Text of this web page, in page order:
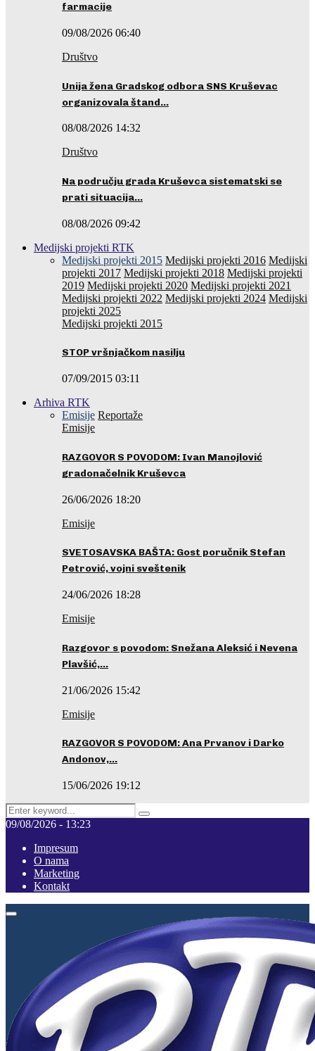
farmacije
09/08/2026 06:40
Društvo
Unija žena Gradskog odbora SNS Kruševac
organizovala štand…
08/08/2026 14:32
Društvo
Na području grada Kruševca sistematski se
prati situacija…
08/08/2026 09:42
Medijski projekti RTK
Medijski projekti 2015 Medijski projekti 2016 Medijski
projekti 2017 Medijski projekti 2018 Medijski projekti
2019 Medijski projekti 2020 Medijski projekti 2021
Medijski projekti 2022 Medijski projekti 2024 Medijski
projekti 2025
Medijski projekti 2015
STOP vršnjačkom nasilju
07/09/2015 03:11
Arhiva RTK
Emisije Reportaže
Emisije
RAZGOVOR S POVODOM: Ivan Manojlović
gradonačelnik Kruševca
26/06/2026 18:20
Emisije
SVETOSAVSKA BAŠTA: Gost poručnik Stefan
Petrović, vojni sveštenik
24/06/2026 18:28
Emisije
Razgovor s povodom: Snežana Aleksić i Nevena
Plavšić,…
21/06/2026 15:42
Emisije
RAZGOVOR S POVODOM: Ana Prvanov i Darko
Andonov,…
15/06/2026 19:12
Search
for:
Pretraga
09/08/2026 - 13:23
Impresum
O nama
Marketing
Kontakt
Facebook
Instagram
Youtube
Primary